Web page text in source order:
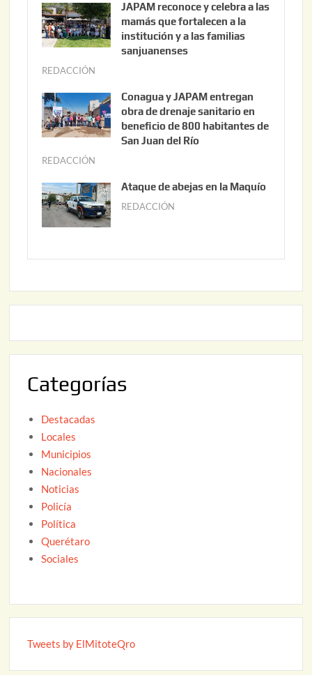
o
s
t
,
2
0
JAPAM reconoce y celebra a las
mamás que fortalecen a la
institución y a las familias
sanjuanenses
REDACCIÓN
n
i
o
,
2
0
6
Conagua y JAPAM entregan
obra de drenaje sanitario en
beneficio de 800 habitantes de
San Juan del Río
REDACCIÓN
n
i
o
Ataque de abejas en la Maquío
REDACCIÓN
o
2
Categorías
Destacadas
Locales
Municipios
Nacionales
Noticias
Policía
Política
Querétaro
Sociales
Tweets by ElMitoteQro